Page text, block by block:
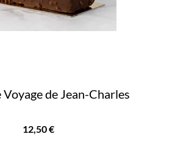
Voyage de Jean-Charles
Prix
12,50 €